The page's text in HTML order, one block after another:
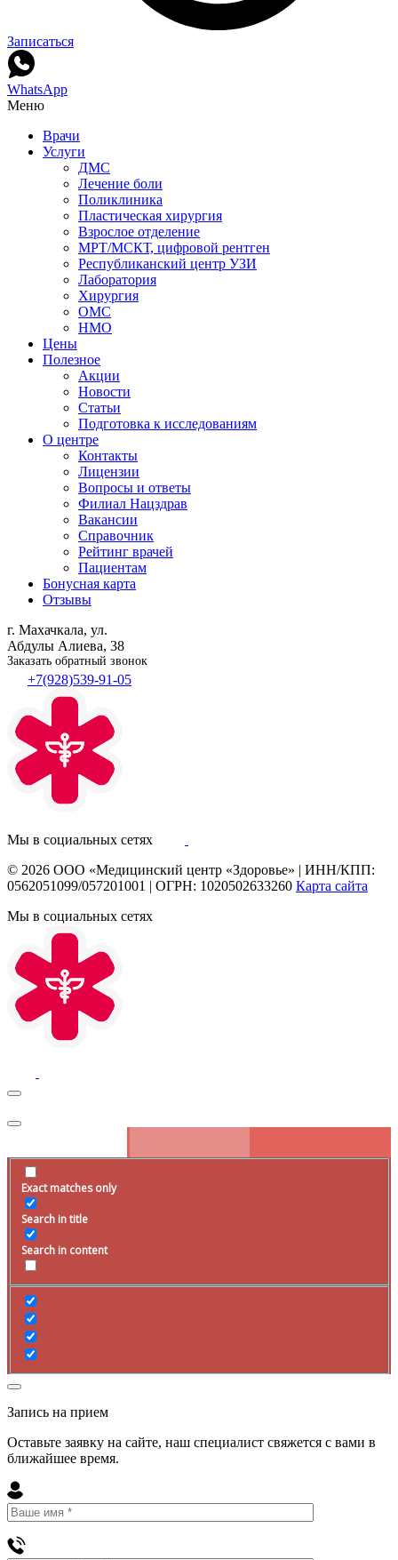
Записаться
WhatsApp
Меню
Врачи
Услуги
ДМС
Лечение боли
Поликлиника
Пластическая хирургия
Взрослое отделение
МРТ/МСКТ, цифровой рентген
Республиканский центр УЗИ
Лаборатория
Хирургия
ОМС
НМО
Цены
Полезное
Акции
Новости
Статьи
Подготовка к исследованиям
О центре
Контакты
Лицензии
Вопросы и ответы
Филиал Нацздрав
Вакансии
Справочник
Рейтинг врачей
Пациентам
Бонусная карта
Отзывы
г. Махачкала, ул.
Абдулы Алиева, 38
Заказать обратный звонок
+7(928)539-91-05
Мы в социальных сетях
© 2026 ООО «Медицинский центр «Здоровье» | ИНН/КПП:
0562051099/057201001 | ОГРН: 1020502633260 Карта сайта
Мы в социальных сетях
Exact matches only
Search in title
Search in content
Запись на прием
Оставьте заявку на сайте, наш специалист свяжется с вами в
ближайшее время.